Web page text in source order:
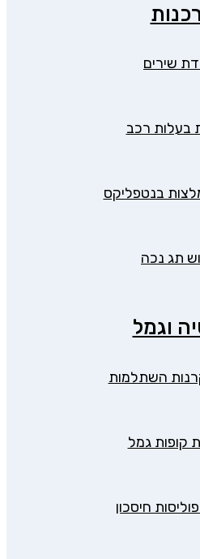
שירים
בעלות רכב
בנטפליקס
תג נכה
וגמל
השתלמות
קופות גמל
חיסכון